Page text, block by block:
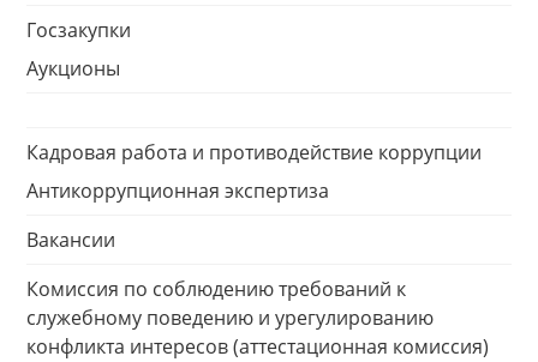
Госзакупки
Аукционы
Кадровая работа и противодействие коррупции
Антикоррупционная экспертиза
Вакансии
Комиссия по соблюдению требований к
служебному поведению и урегулированию
конфликта интересов (аттестационная комиссия)